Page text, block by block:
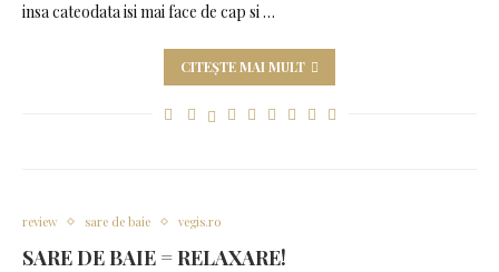
insa cateodata isi mai face de cap si …
CITEȘTE MAI MULT
review sare de baie vegis.ro
SARE DE BAIE = RELAXARE!